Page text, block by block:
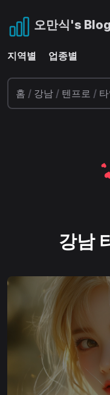
오만식's Blog
지역별 업종별
홈 / 강남 / 텐프로 /
강남